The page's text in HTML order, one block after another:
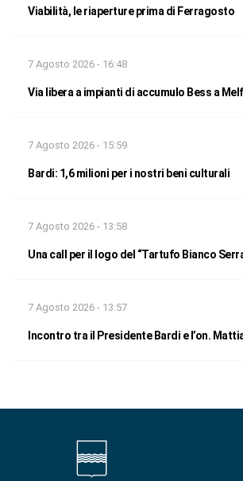
Viabilità, le riaperture prima di Ferragosto
7 Agosto 2026 - 16:48
Via libera a impianti di accumulo Bess a
7 Agosto 2026 - 15:59
Bardi: 1,6 milioni per i nostri beni culturali
7 Agosto 2026 - 13:58
Una call per il logo del “Tartufo Bianco
7 Agosto 2026 - 13:57
Incontro tra il Presidente Bardi e l’on.